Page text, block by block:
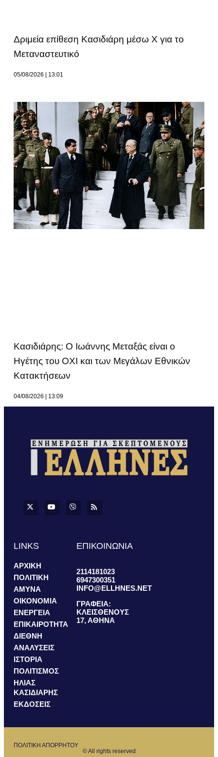
Δριμεία επίθεση Κασιδιάρη μέσω Χ για το
Μεταναστευτικό
05/08/2026 13:01
Κασιδιάρης: Ο Ιωάννης Μεταξάς είναι ο
Ηγέτης του ΟΧΙ και των Μεγάλων Εθνικών
Κατακτήσεων
04/08/2026 13:09
LINKS
ΑΡΧΙΚΗ
ΠΟΛΙΤΙΚΗ
ΑΜΥΝΑ
ΟΙΚΟΝΟΜΙΑ
ΕΝΕΡΓΕΙΑ
ΕΠΙΚΑΙΡΟΤΗΤΑ
ΔΙΕΘΝΗ
ΑΝΑΛΥΣΕΙΣ
ΙΣΤΟΡΙΑ
ΠΟΛΙΤΙΣΜΟΣ
ΗΛΙΑΣ
ΚΑΣΙΔΙΑΡΗΣ
ΕΚΔΟΣΕΙΣ
ΕΠΙΚΟΙΝΩΝΙΑ
2114181023
6947300351
INFO@ELLHNES.NET
ΓΡΑΦΕΙΑ:
ΚΛΕΙΣΘΕΝΟΥΣ
17, ΑΘΗΝΑ
ΠΟΛΙΤΙΚΗ ΑΠΟΡΡΗΤΟΥ
© All rights reserved